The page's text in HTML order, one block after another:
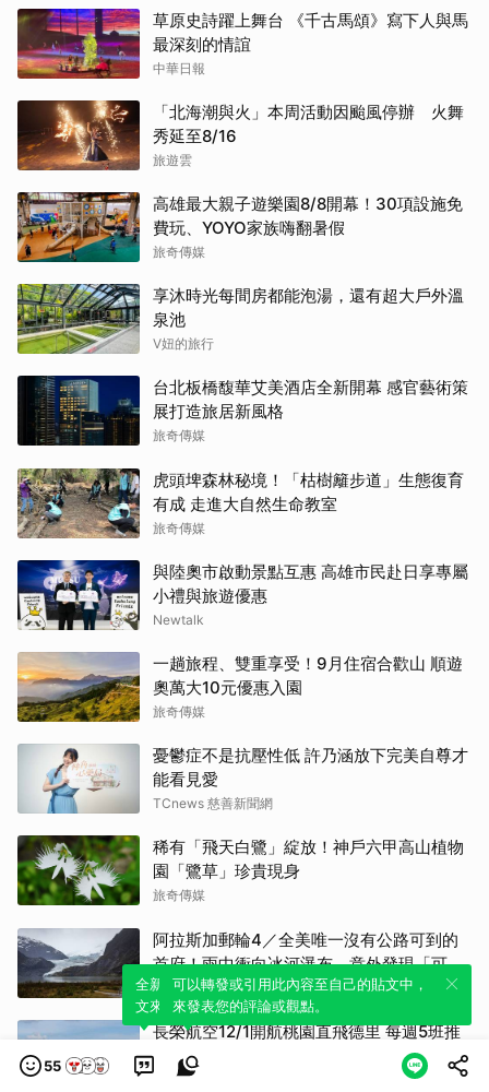
草原史詩躍上舞台 《千古馬頌》寫下人與馬
最深刻的情誼
中華日報
「北海潮與火」本周活動因颱風停辦 火舞
秀延至8/16
旅遊雲
高雄最大親子遊樂園8/8開幕！30項設施免
費玩、YOYO家族嗨翻暑假
旅奇傳媒
享沐時光每間房都能泡湯，還有超大戶外溫
泉池
V妞的旅行
台北板橋馥華艾美酒店全新開幕 感官藝術策
展打造旅居新風格
旅奇傳媒
虎頭埤森林秘境！「枯樹籬步道」生態復育
有成 走進大自然生命教室
旅奇傳媒
與陸奧市啟動景點互惠 高雄市民赴日享專屬
小禮與旅遊優惠
Newtalk
一趟旅程、雙重享受！9月住宿合歡山 順遊
奧萬大10元優惠入園
旅奇傳媒
憂鬱症不是抗壓性低 許乃涵放下完美自尊才
能看見愛
TCnews 慈善新聞網
稀有「飛天白鷺」綻放！神戶六甲高山植物
園「鷺草」珍貴現身
旅奇傳媒
阿拉斯加郵輪4／全美唯一沒有公路可到的
首府！雨中衝向冰河瀑布 意外發現「可講
價」的質感紀念品
鏡週刊
長榮航空12/1開航桃園直飛德里 每週5班推
科技商務與觀光
中華日報
55
全新體驗！一鍵引用此內容，透過發布貼
文來輕鬆表達個人立場。
可以轉發或引用此內容至自己的貼文中，
來發表您的評論或觀點。